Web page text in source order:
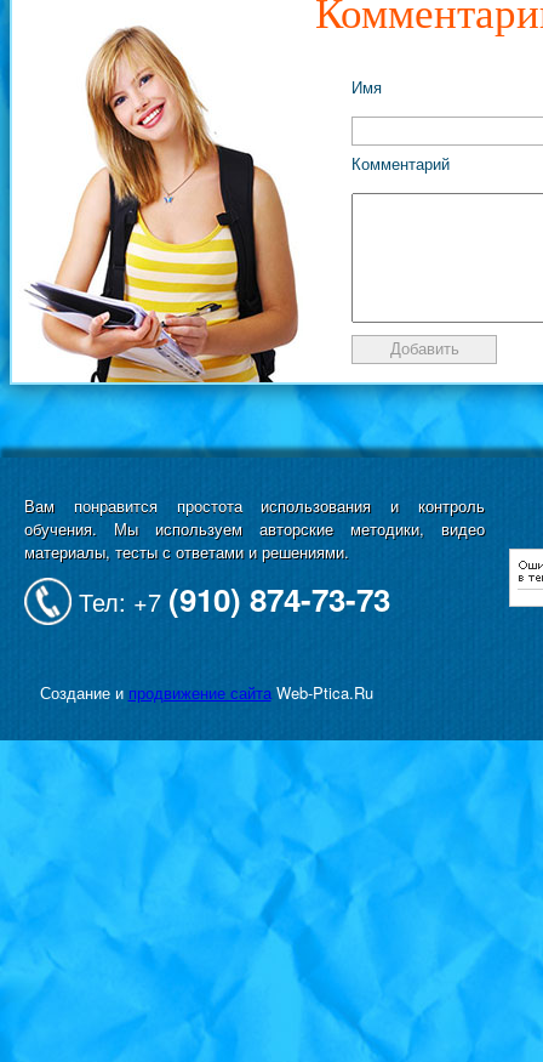
Имя
Комментарий
Вам понравится простота использования и контроль
обучения. Мы используем авторские методики, видео
материалы, тесты с ответами и решениями.
Тел: +7 (910) 874-73-73
Создание и продвижение сайтаWeb-Ptica.Ru